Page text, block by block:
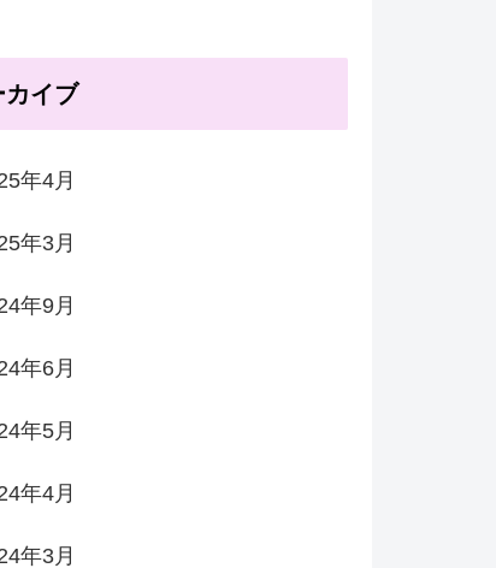
カイブ
年4月
年3月
年9月
年6月
年5月
年4月
年3月